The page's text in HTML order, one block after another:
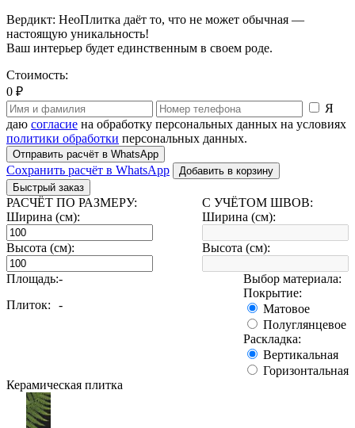
Вердикт: НеоПлитка даёт то, что не может обычная —
настоящую уникальность!
Ваш интерьер будет единственным в своем роде.
Стоимость:
0 ₽
Я
даю согласие на обработку персональных данных на условиях
политики обработки персональных данных.
Отправить расчёт в WhatsApp
Сохранить расчёт в WhatsApp
Добавить в корзину
Быстрый заказ
РАСЧЁТ ПО РАЗМЕРУ:
Ширина (см):
Высота (см):
С УЧЁТОМ ШВОВ:
Ширина (см):
Высота (см):
Площадь:-
Плиток:
-
Выбор материала:
Покрытие:
Матовое
Полуглянцевое
Раскладка:
Вертикальная
Горизонтальная
Керамическая плитка